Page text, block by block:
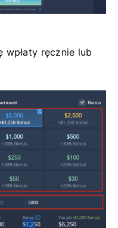
ręcznie lub